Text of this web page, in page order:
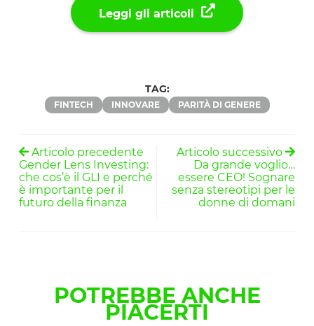
Leggi gli articoli
TAG:
FINTECH INNOVARE PARITÀ DI GENERE
Articolo precedente
Gender Lens Investing:
che cos’è il GLI e perché
è importante per il
futuro della finanza
Articolo successivo
Da grande voglio…
essere CEO! Sognare
senza stereotipi per le
donne di domani
POTREBBE ANCHE
PIACERTI